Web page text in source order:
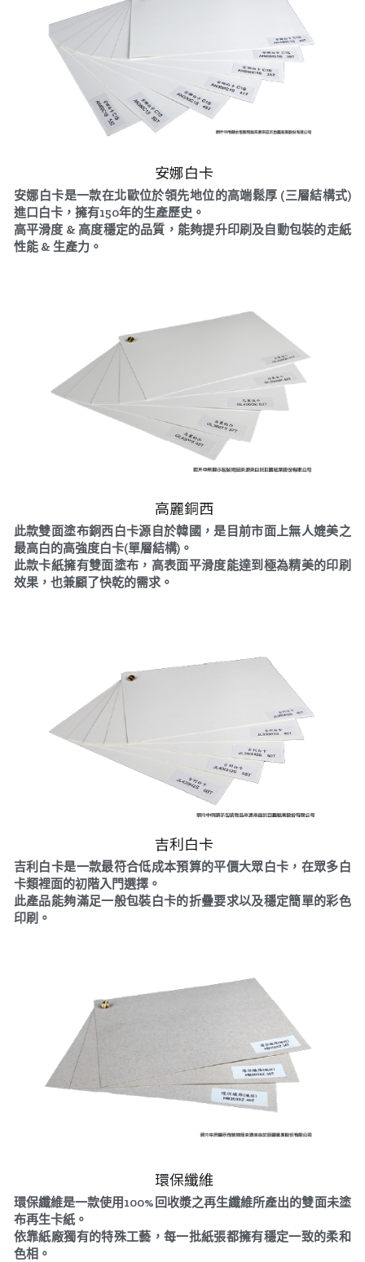
安娜白卡
安娜白卡是一款在北歐位於領先地位的高端鬆厚 (三層結構式)
進口白卡，擁有150年的生產歷史。
高平滑度 & 高度穩定的品質，能夠提升印刷及自動包裝的走紙
性能 & 生產力。
高麗銅西
此款雙面塗布銅西白卡源自於韓國，是目前市面上無人媲美之
最高白的高強度白卡(單層結構)。
此款卡紙擁有雙面塗布，高表面平滑度能達到極為精美的印刷
效果，也兼顧了快乾的需求。
吉利白卡
吉利白卡是一款最符合低成本預算的平價大眾白卡，在眾多白
卡類裡面的初階入門選擇。
此產品能夠滿足一般包裝白卡的折疊要求以及穩定簡單的彩色
印刷。
環保纖維
環保纖維是一款使用100%回收漿之再生纖維所產出的雙面未塗
布再生卡紙。
依靠紙廠獨有的特殊工藝，每一批紙張都擁有穩定一致的柔和
色相。